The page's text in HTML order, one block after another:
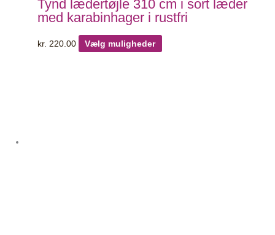
Tynd lædertøjle 310 cm i sort læder
med karabinhager i rustfri
kr. 220.00 Vælg muligheder